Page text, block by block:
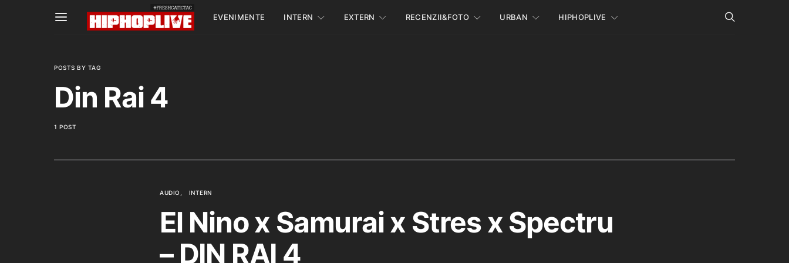
EVENIMENTE INTERN EXTERN RECENZII&FOTO URBAN HIPHOPLIVE
POSTS BY TAG
Din Rai 4
1 POST
AUDIO INTERN
El Nino x Samurai x Stres x Spectru
– DIN RAI 4